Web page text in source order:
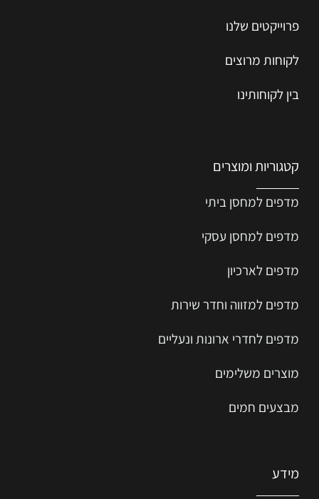
פרוייקטים שלנו
לקוחות מרוצים
בין לקוחותינו
קטגוריות ומוצרים
מדפים למחסן ביתי
מדפים למחסן עסקי
מדפים לארכיון
מדפים למזווה וחדר שירות
מדפים לחדרי ארונות ונעליים
מוצרים משלימים
מבצעים חמים
מידע